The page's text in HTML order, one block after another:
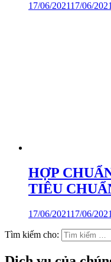
17/06/202117/06/2021
HỢP
TIÊU
17/06/202117/06/2021
Tìm kiếm cho: